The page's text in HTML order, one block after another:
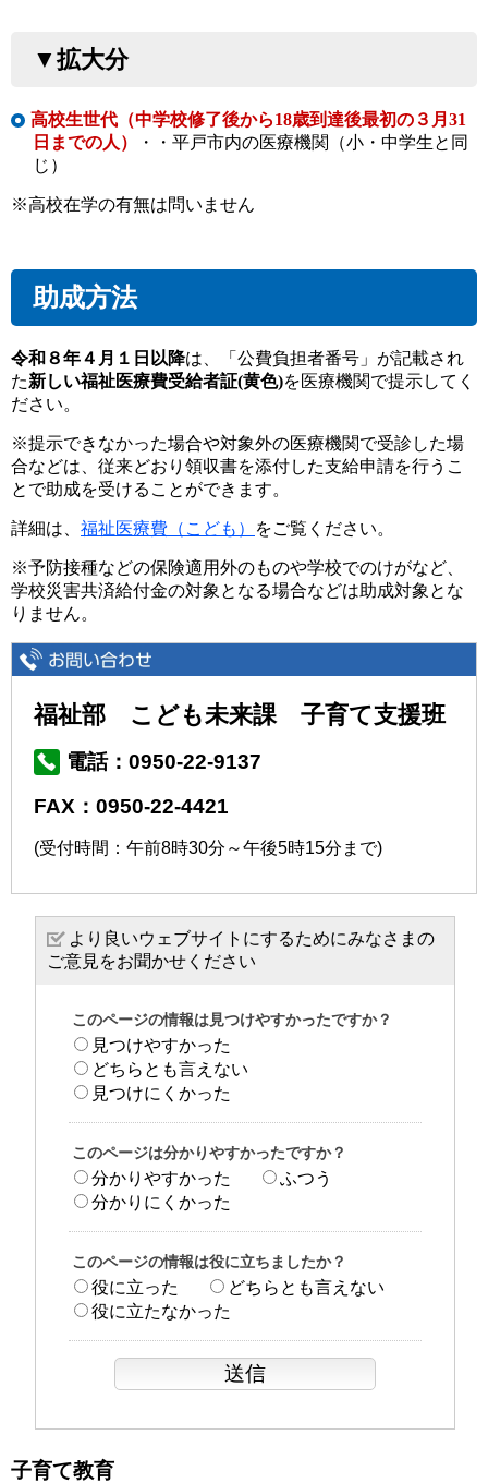
子育て教育
▼拡大分
高校生世代（中学校修了後から18歳到達後最初の３月31
日までの人）
・・平戸市内の医療機関（小・中学生と同
じ）
※高校在学の有無は問いません
助成方法
令和８年４月１日以降は、「公費負担者番号」が記載され
た新しい福祉医療費受給者証(黄色)を医療機関で提示してく
ださい。
※提示できなかった場合や対象外の医療機関で受診した場
合などは、従来どおり領収書を添付した支給申請を行うこ
とで助成を受けることができます。
詳細は、 福祉医療費（こども） をご覧ください。
※予防接種などの保険適用外のものや学校でのけがなど、
学校災害共済給付金の対象となる場合などは助成対象とな
りません。
福祉部 こども未来課 子育て支援班
電話：0950-22-9137
FAX：0950-22-4421
(受付時間：午前8時30分～午後5時15分まで)
より良いウェブサイトにするためにみなさまの
ご意見をお聞かせください
このページの情報は見つけやすかったですか？
見つけやすかった
どちらとも言えない
見つけにくかった
このページは分かりやすかったですか？
分かりやすかった
ふつう
分かりにくかった
このページの情報は役に立ちましたか？
役に立った
どちらとも言えない
役に立たなかった